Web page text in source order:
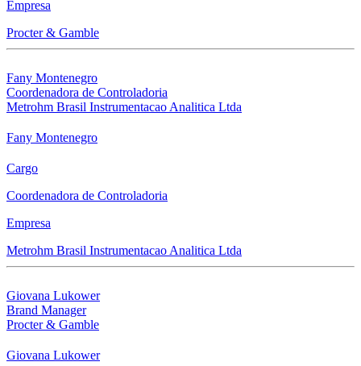
Empresa
Procter & Gamble
Fany Montenegro
Coordenadora de Controladoria
Metrohm Brasil Instrumentacao Analitica Ltda
Fany Montenegro
Cargo
Coordenadora de Controladoria
Empresa
Metrohm Brasil Instrumentacao Analitica Ltda
Giovana Lukower
Brand Manager
Procter & Gamble
Giovana Lukower